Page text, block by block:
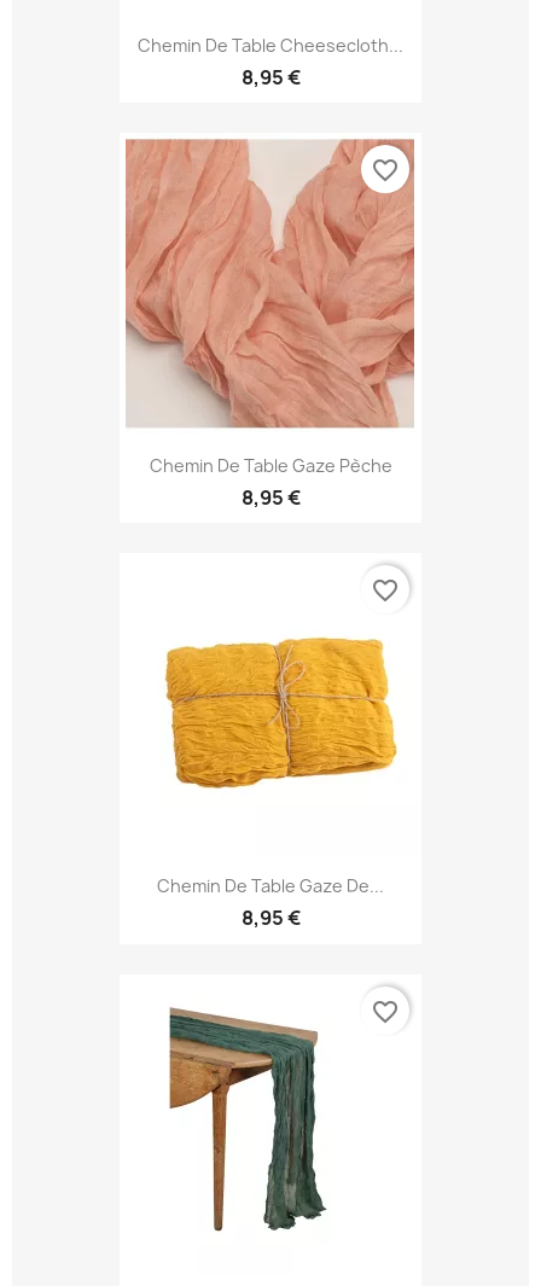
Chemin De Table Cheesecloth...
8,95 €
Chemin De Table Gaze Pèche
8,95 €
favorite_border
Chemin De Table Gaze De...
8,95 €
favorite_border
favorite_border